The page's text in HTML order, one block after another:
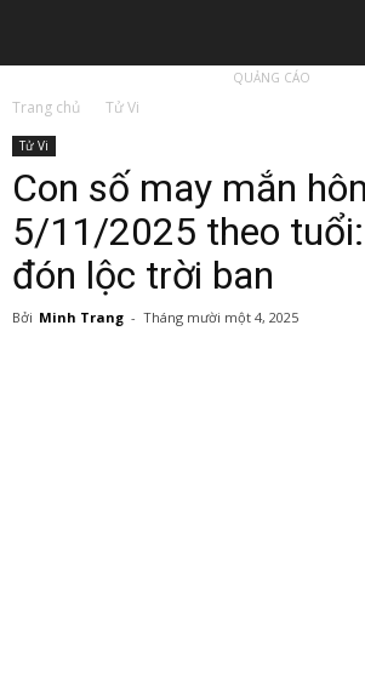
QUẢNG CÁO
Trang chủ Tử Vi
Tử Vi
Con số may mắn
5/11/2025 theo
đón lộc trời ban
Bởi Minh Trang - Tháng mười một 4, 2025